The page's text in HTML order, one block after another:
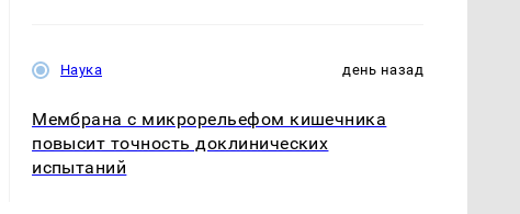
Наука день назад
Мембрана с микрорельефом кишечника
повысит точность доклинических
испытаний